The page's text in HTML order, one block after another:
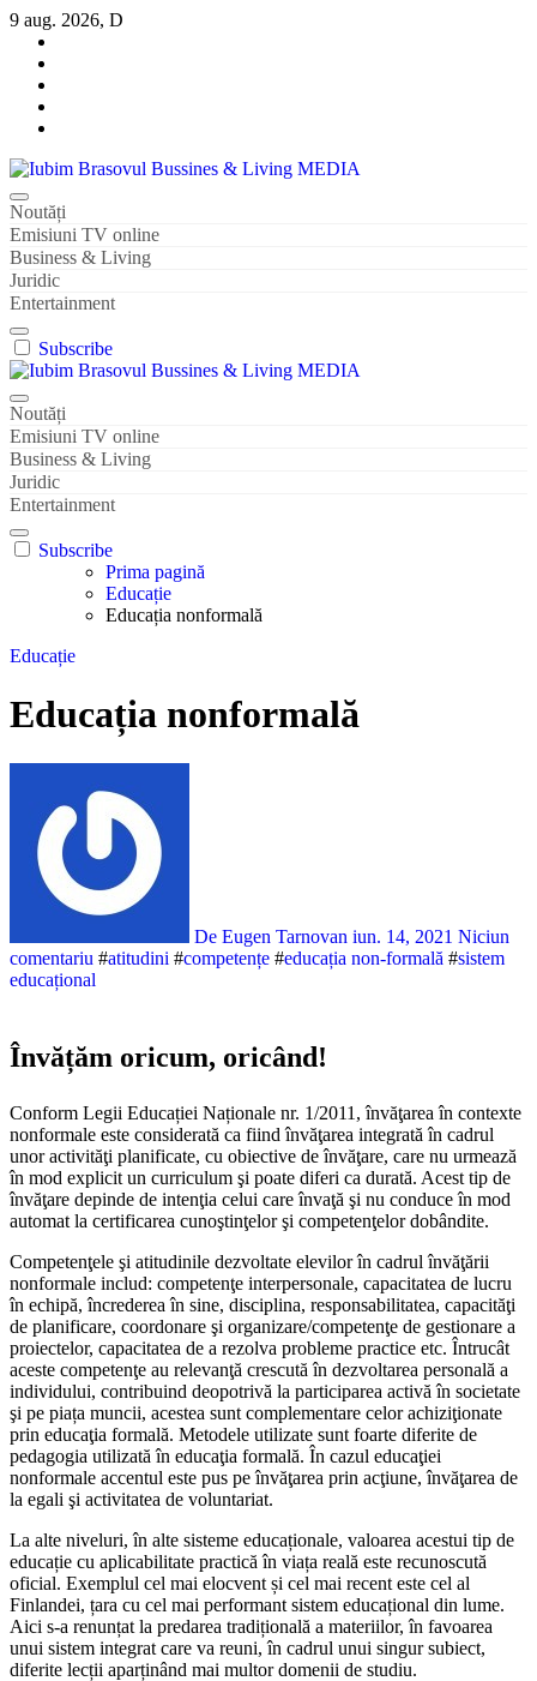
Sari
conținut
9 aug. 2026, D
Iubim Brasovul Bussines & Living MEDIA
Din pasiune și dragoste pentru Brașoveni
Noutăți
Emisiuni TV online
Business & Living
Juridic
Entertainment
Subscribe
Iubim Brasovul Bussines & Living MEDIA
Din pasiune și dragoste pentru Brașoveni
Noutăți
Emisiuni TV online
Business & Living
Juridic
Entertainment
Subscribe
Prima pagină
Educație
Educația nonformală
Educație
Educația nonformală
De Eugen Tarnovan iun. 14, 2021 Niciun
comentariu #atitudini #competențe #educația non-formală #sistem
educațional
Învățăm oricum, oricând!
Conform Legii Educației Naționale nr. 1/2011, învăţarea în contexte
nonformale este considerată ca fiind învăţarea integrată în cadrul
unor activităţi planificate, cu obiective de învăţare, care nu urmează
în mod explicit un curriculum şi poate diferi ca durată. Acest tip de
învăţare depinde de intenţia celui care învaţă şi nu conduce în mod
automat la certificarea cunoştinţelor şi competenţelor dobândite.
Competenţele şi atitudinile dezvoltate elevilor în cadrul învăţării
nonformale includ: competenţe interpersonale, capacitatea de lucru
în echipă, încrederea în sine, disciplina, responsabilitatea, capacităţi
de planificare, coordonare şi organizare/competenţe de gestionare a
proiectelor, capacitatea de a rezolva probleme practice etc. Întrucât
aceste competenţe au relevanţă crescută în dezvoltarea personală a
individului, contribuind deopotrivă la participarea activă în societate
şi pe piața muncii, acestea sunt complementare celor achiziţionate
prin educaţia formală. Metodele utilizate sunt foarte diferite de
pedagogia utilizată în educaţia formală. În cazul educaţiei
nonformale accentul este pus pe învăţarea prin acţiune, învăţarea de
la egali şi activitatea de voluntariat.
La alte niveluri, în alte sisteme educaționale, valoarea acestui tip de
educație cu aplicabilitate practică în viața reală este recunoscută
oficial. Exemplul cel mai elocvent și cel mai recent este cel al
Finlandei, țara cu cel mai performant sistem educațional din lume.
Aici s-a renunțat la predarea tradițională a materiilor, în favoarea
unui sistem integrat care va reuni, în cadrul unui singur subiect,
diferite lecții aparținând mai multor domenii de studiu.